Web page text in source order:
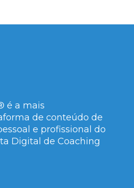
é a mais
de conteúdo de
e profissional do
Digital de Coaching